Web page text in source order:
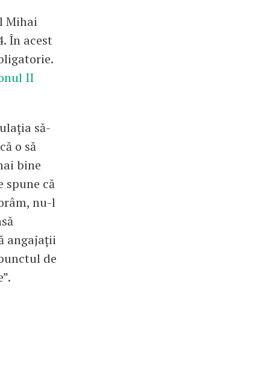
Mihai
În acest
II
să-
o să
bine
spune că
nu-l
angajații
de